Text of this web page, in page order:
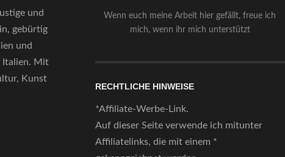
und
gebürtig
und
Italien. Mit
Kunst
Wenn euch meine Arbeit hier gefällt, freue ich
mich, wenn ihr mich unterstützt
RECHTLICHE HINWEISE
*Affiliate-Werbe-Link.
Auf dieser Seite verwende ich mitunter
Affiliatelinks, die mit einem *